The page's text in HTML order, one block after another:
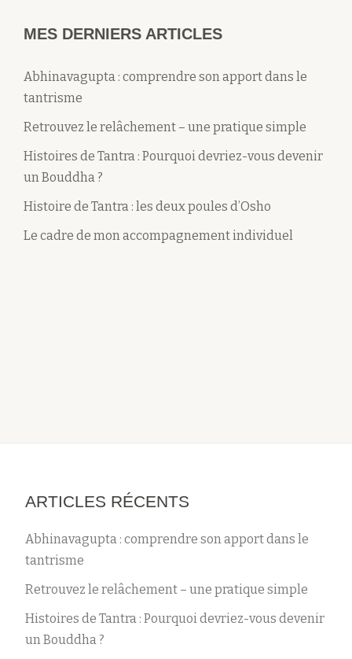
MES DERNIERS ARTICLES
Abhinavagupta : comprendre son apport dans le
tantrisme
Retrouvez le relâchement – une pratique simple
Histoires de Tantra : Pourquoi devriez-vous devenir
un Bouddha ?
Histoire de Tantra : les deux poules d’Osho
Le cadre de mon accompagnement individuel
ARTICLES RÉCENTS
Abhinavagupta : comprendre son apport dans le
tantrisme
Retrouvez le relâchement – une pratique simple
Histoires de Tantra : Pourquoi devriez-vous devenir
un Bouddha ?